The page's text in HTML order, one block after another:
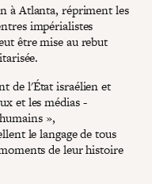
à Atlanta, répriment les
impérialistes
être mise au rebut
de l'État israélien et
et les médias -
»,
le langage de tous
de leur histoire